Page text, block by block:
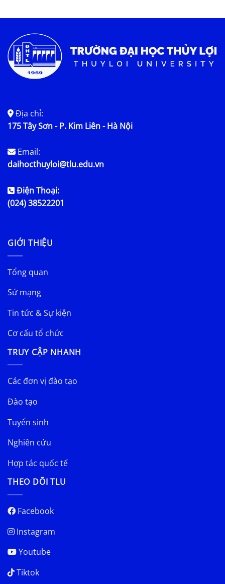
Tin tức chung
Địa chỉ:
175 Tây Sơn - P. Kim Liên - Hà Nội
Email:
daihocthuyloi@tlu.edu.vn
Điện Thoại:
(024) 38522201
GIỚI THIỆU
Tổng quan
Sứ mạng
Tin tức & Sự kiện
Cơ cấu tổ chức
TRUY CẬP NHANH
Các đơn vị đào tạo
Đào tạo
Tuyển sinh
Nghiên cứu
Hợp tác quốc tế
THEO DÕI TLU
Facebook
Instagram
Youtube
Tiktok